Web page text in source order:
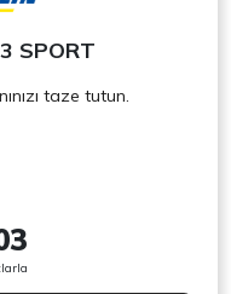
SPORT
taze tutun.